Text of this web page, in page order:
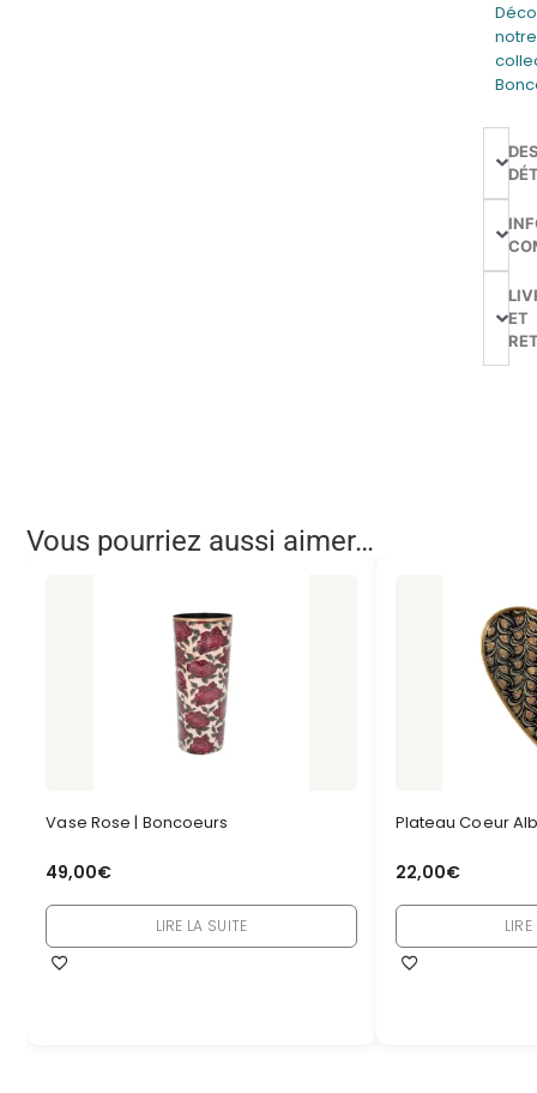
notre
ET
Vous pourriez aussi aimer…
Vase Rose | Boncoeurs
49,00€
LIRE LA SUITE
Plateau Coeur
22,00€